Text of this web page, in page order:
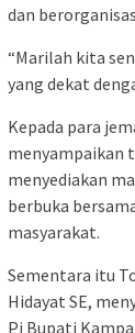
dan
“Marilah kita
yang dekat
Kepada para
menyampaikan
menyediakan
berbuka
masyarakat.
Sementara itu
Hidayat SE,
Pj Bupati